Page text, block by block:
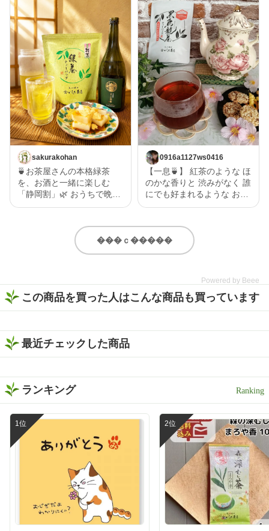
sakurakohan
🍵お茶屋さんの本格緑茶
を、お酒と一緒に楽しむ
「静岡割」🌿 おうちで晩酌
を楽しむなら、お酒だけじ
は、いしだ茶屋のオンライ
ンショップ限定商品【濃旨
年度いしだ茶屋年間売り上
げNo.1👑 販売開始から多く
の方に愛されている、いし
グ商品です🍵 特上の深蒸し
で作られた濃旨緑茶は、テ
香ばしい香りとお茶ならで
はの甘みがふわっと広がっ
淹れたような本格的な美味
しさを楽しめました🍃 そし
て、ぜひ試してほしいのが
「静岡割」🍶🍵 濃旨緑茶テ
お酒で割るだけという、と
ってもシンプルな楽しみ方
みと濃さがしっかり感じら
れるから、お酒と合わせて
も緑茶の存在感が消えない
0916a1127ws0416
【一息🍵】 紅茶のような ほ
のかな香りと 渋みがなく 誰
にでも好まれるような お茶
で一息🍵 黒烏龍なので 和食
もあるので 洋食にもあい 幅
広く 美味しく召し上がれる
と思います。 いしだ茶屋
はストーリーに リンクを貼
り付けたので是非 チェック
してみてください🙇‍♀️ https://
72961890 @ishidachaya #
���ｃ�����
Powered by Beee
この商品を買った人はこんな商品も買っています
最近チェックした商品
ランキング